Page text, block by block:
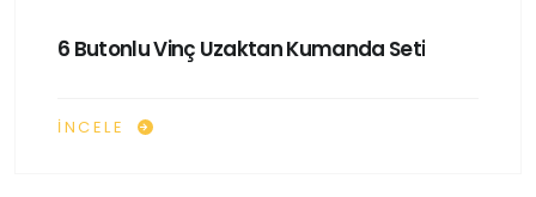
6 Butonlu Vinç Uzaktan Kumanda Seti
İNCELE